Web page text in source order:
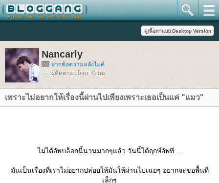
Nancarly
ฝากข้อความหลังไมค์
ผู้ติดตามบล็อก : 0 คน
เพราะไม่อยากให้เรื่องนี้ผ่านไปเพียงเพราะเธอเป็นแค่ "แมว"
ไม่ได้อัพบล็อกนี้นานมากๆแล้ว วันนี้ได้ฤกษ์อัพที ...
มันเป็นเรื่องที่เราไม่อยากปล่อยให้มันให้ผ่านไปเฉยๆ อยากจะขอพื้นที่
เล็กๆ